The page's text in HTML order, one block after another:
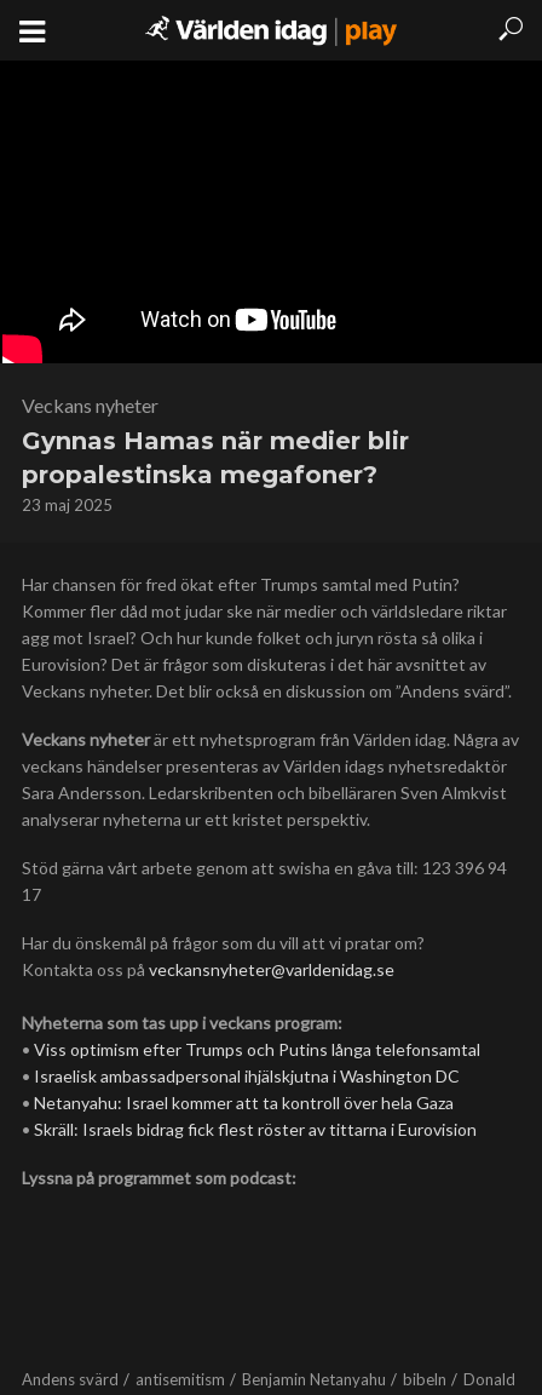
Veckans nyheter
Gynnas Hamas när medier blir
propalestinska megafoner?
23 maj 2025
Har chansen för fred ökat efter Trumps samtal med Putin?
Kommer fler dåd mot judar ske när medier och världsledare riktar
agg mot Israel? Och hur kunde folket och juryn rösta så olika i
Eurovision? Det är frågor som diskuteras i det här avsnittet av
Veckans nyheter. Det blir också en diskussion om ”Andens svärd”.
Veckans nyheterär ett nyhetsprogram från Världen idag. Några av
veckans händelser presenteras av Världen idags nyhetsredaktör
Sara Andersson. Ledarskribenten och bibelläraren Sven Almkvist
analyserar nyheterna ur ett kristet perspektiv.
Stöd gärna vårt arbete genom att swisha en gåva till: 123 396 94
17
Har du önskemål på frågor som du vill att vi pratar om?
Kontakta oss på veckansnyheter@varldenidag.se
Nyheterna som tas upp i veckans program:
• Viss optimism efter Trumps och Putins långa telefon­samtal
• Israelisk ambassad­­personal ihjäl­skjutna i Washington DC
• Netanyahu: Israel kommer att ta kontroll över hela Gaza
• Skräll: Israels bidrag fick flest röster av tittarna i Eurovision
Lyssna på programmet som podcast:
Andens svärd antisemitism Benjamin Netanyahu bibeln
Donald